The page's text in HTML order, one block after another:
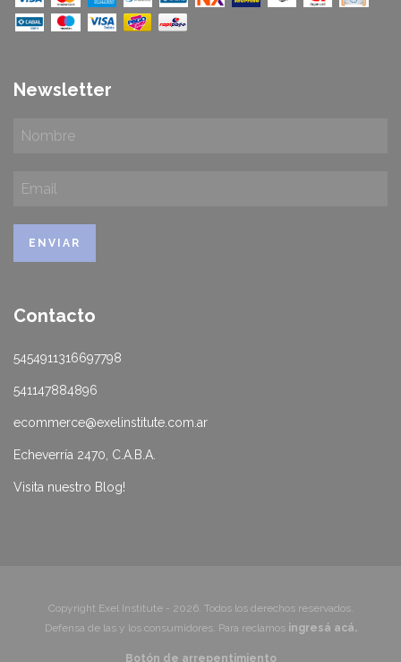
Newsletter
Contacto
5454911316697798
541147884896
ecommerce@exelinstitute.com.ar
Echeverría 2470, C.A.B.A.
Visita nuestro Blog!
Copyright Exel Institute - 2026. Todos los derechos reservados.
Defensa de las y los consumidores. Para reclamos ingresá acá.
Botón de arrepentimiento